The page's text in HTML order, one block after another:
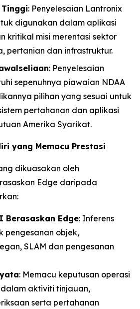
Tinggi: Penyelesaian Lantronix
digunakan dalam aplikasi
kritikal misi merentasi sektor
pertanian dan infrastruktur.
: Penyelesaian
sepenuhnya piawaian NDAA
pilihan yang sesuai untuk
pertahanan dan aplikasi
Amerika Syarikat.
yang Memacu Prestasi
dikuasakan oleh
Edge daripada
Berasaskan Edge: Inferens
pengesanan objek,
SLAM dan pengesanan
: Memacu keputusan operasi
aktiviti tinjauan,
serta pertahanan